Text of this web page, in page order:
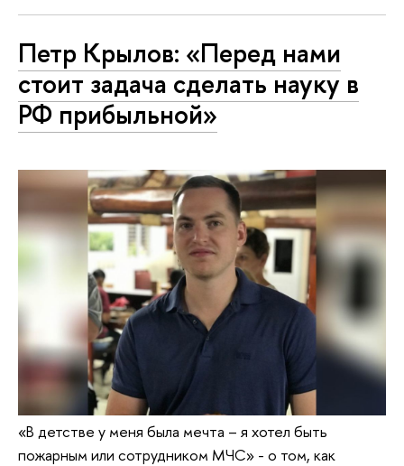
Петр Крылов: «Перед нами
стоит задача сделать науку в
РФ прибыльной»
«В детстве у меня была мечта – я хотел быть
пожарным или сотрудником МЧС» - о том, как